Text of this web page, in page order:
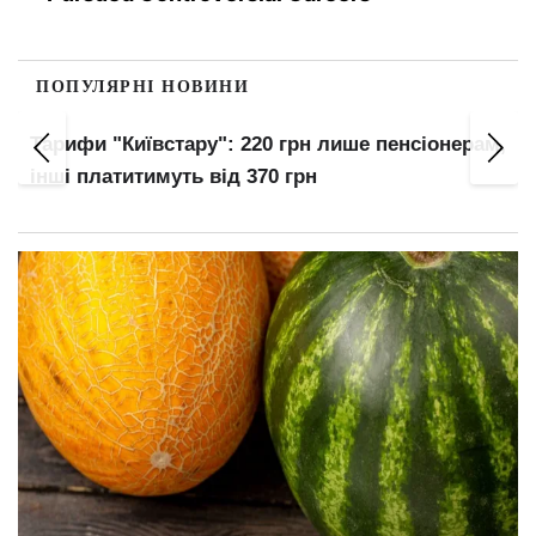
ПОПУЛЯРНІ НОВИНИ
Тарифи "Київстару": 220 грн лише пенсіонерам,
інші платитимуть від 370 грн